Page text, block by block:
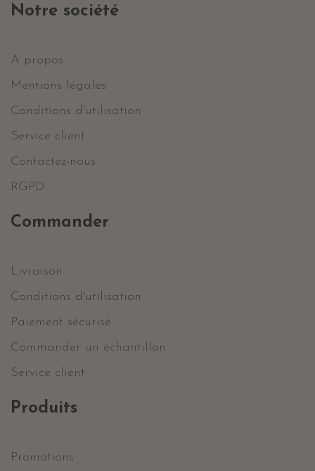
Notre société
A propos
Mentions légales
Conditions d'utilisation
Service client
Contactez-nous
RGPD
Commander
Livraison
Conditions d'utilisation
Paiement sécurisé
Commander un échantillon
Service client
Produits
Promotions